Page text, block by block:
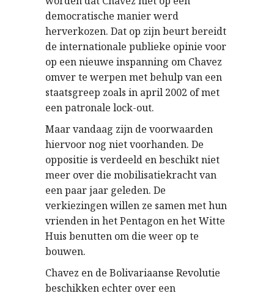
democratische manier werd
herverkozen. Dat op zijn beurt bereidt
de internationale publieke opinie voor
op een nieuwe inspanning om Chavez
omver te werpen met behulp van een
staatsgreep zoals in april 2002 of met
een patronale lock-out.
Maar vandaag zijn de voorwaarden
hiervoor nog niet voorhanden. De
oppositie is verdeeld en beschikt niet
meer over die mobilisatiekracht van
een paar jaar geleden. De
verkiezingen willen ze samen met hun
vrienden in het Pentagon en het Witte
Huis benutten om die weer op te
bouwen.
Chavez en de Bolivariaanse Revolutie
beschikken echter over een